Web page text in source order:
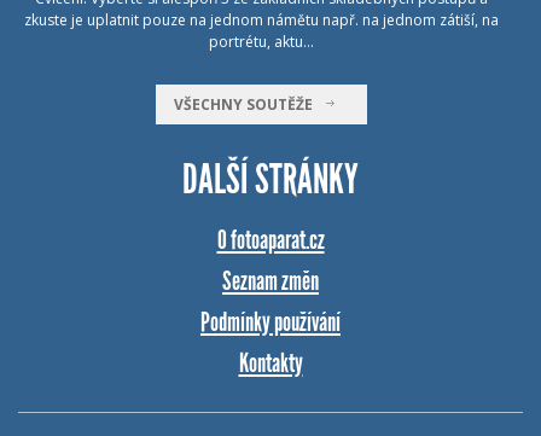
zkuste je uplatnit pouze na jednom námětu např. na jednom zátiší, na
portrétu, aktu…
VŠECHNY SOUTĚŽE
DALŠÍ STRÁNKY
O fotoaparat.cz
Seznam změn
Podmínky používání
Kontakty